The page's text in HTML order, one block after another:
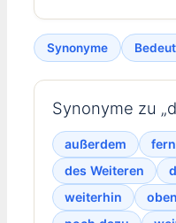
Synonyme
Synonyme zu
außerdem
des Weiteren
weiterhin